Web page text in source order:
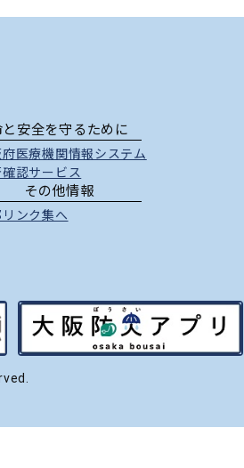
と安全を守るために
府医療機関情報システム
認サービス
その他情報
ンク集へ